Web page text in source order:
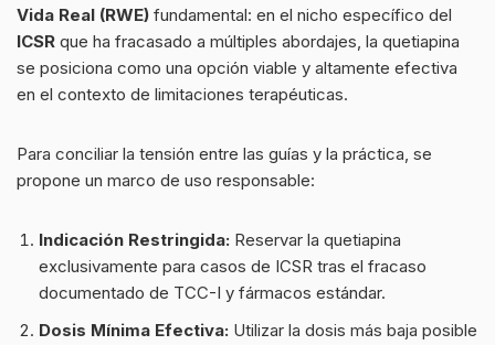
Vida Real (RWE) fundamental: en el nicho específico del
ICSR que ha fracasado a múltiples abordajes, la quetiapina
se posiciona como una opción viable y altamente efectiva
en el contexto de limitaciones terapéuticas.
Para conciliar la tensión entre las guías y la práctica, se
propone un marco de uso responsable:
Indicación Restringida: Reservar la quetiapina
exclusivamente para casos de ICSR tras el fracaso
documentado de TCC-I y fármacos estándar.
Dosis Mínima Efectiva: Utilizar la dosis más baja posible